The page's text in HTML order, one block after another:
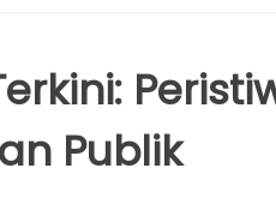
Publik